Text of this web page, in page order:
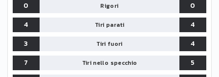
0
Rigori
0
4
Tiri parati
4
3
Tiri fuori
4
7
Tiri nello specchio
5